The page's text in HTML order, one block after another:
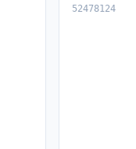
52478124